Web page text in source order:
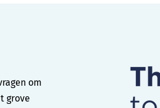
om
grove